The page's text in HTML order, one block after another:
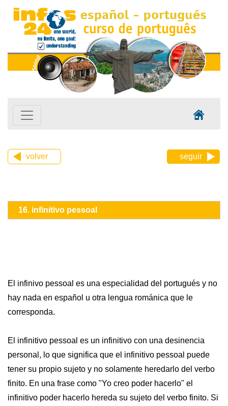
volver seguir
16. infinitivo pessoal
El infinivo pessoal es una especialidad del portugués y no
hay nada en español u otra lengua románica que le
corresponda.
El infinitivo pessoal es un infinitivo con una desinencia
personal, lo que significa que el infinitivo pessoal puede
tener su propio sujeto y no solamente heredarlo del verbo
finito. En una frase como "Yo creo poder hacerlo" el
infinitivo poder hacerlo hereda su sujeto del verbo finito. Si